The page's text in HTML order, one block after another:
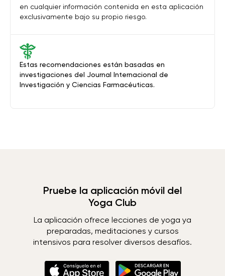
Estas recomendaciones están basadas en
investigaciones del Journal Internacional de
Investigación y Ciencias Farmacéuticas.
en cualquier información contenida en esta aplicación
exclusivamente bajo su propio riesgo.
Pruebe la aplicación móvil del
Yoga Club
La aplicación ofrece lecciones de yoga ya
preparadas, meditaciones y cursos
intensivos para resolver diversos desafíos.